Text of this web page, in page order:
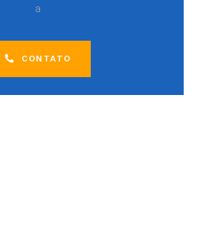
a
CONTATO